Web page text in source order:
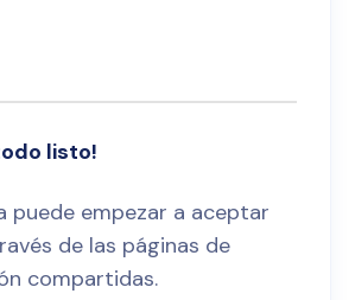
listo!
puede empezar a aceptar
de las páginas de
compartidas.